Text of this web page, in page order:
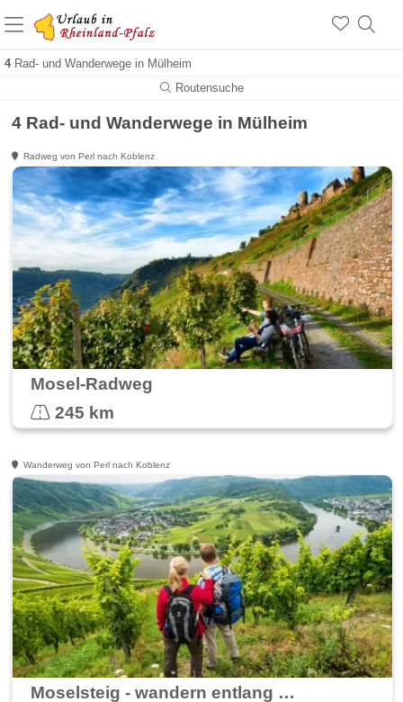
4Rad- und Wanderwege in Mülheim
Routensuche
+1.500 Unterkünfte in Rheinland-Pfalz
+1.000 Sehenswürdigkeiten
4 Rad- und Wanderwege in Mülheim
Radweg von Perl nach Koblenz
Mosel-Radweg
245 km
Wanderweg von Perl nach Koblenz
Moselsteig - wandern entlang der Mosel